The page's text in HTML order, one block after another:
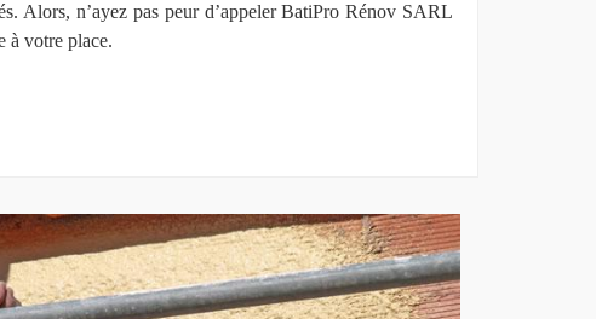
Alors, n’ayez pas peur d’appeler BatiPro Rénov SARL
à votre place.